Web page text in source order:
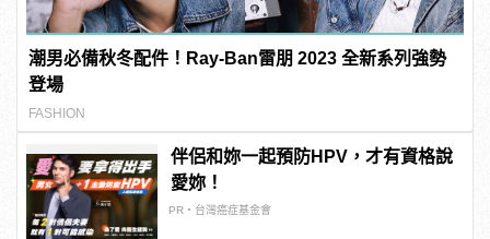
潮男必備秋冬配件！Ray-Ban雷朋 2023 全新系列強勢
登場
FASHION
伴侶和妳一起預防HPV，才有資格說
愛妳！
PR・台灣癌症基金會